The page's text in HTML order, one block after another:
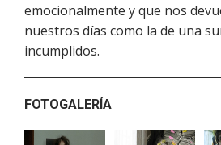
emocionalmente y que nos
nuestros días como la de una
incumplidos.
FOTOGALERÍA